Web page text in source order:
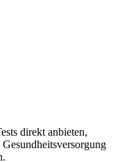
direkt anbieten,